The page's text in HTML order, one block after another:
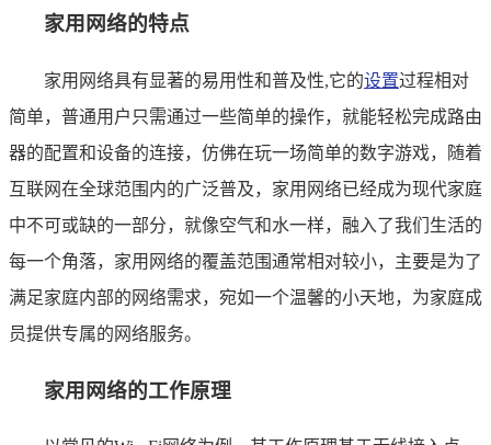
家用网络的特点
家用网络具有显著的易用性和普及性,它的设置过程相对
简单，普通用户只需通过一些简单的操作，就能轻松完成路由
器的配置和设备的连接，仿佛在玩一场简单的数字游戏，随着
互联网在全球范围内的广泛普及，家用网络已经成为现代家庭
中不可或缺的一部分，就像空气和水一样，融入了我们生活的
每一个角落，家用网络的覆盖范围通常相对较小，主要是为了
满足家庭内部的网络需求，宛如一个温馨的小天地，为家庭成
员提供专属的网络服务。
家用网络的工作原理